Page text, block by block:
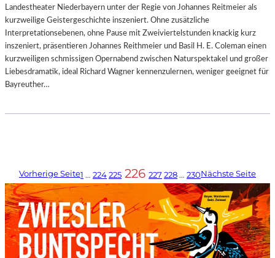
Landestheater Niederbayern unter der Regie von Johannes Reitmeier als
kurzweilige Geistergeschichte inszeniert. Ohne zusätzliche
Interpretationsebenen, ohne Pause mit Zweiviertelstunden knackig kurz
inszeniert, präsentieren Johannes Reithmeier und Basil H. E. Coleman einen
kurzweiligen schmissigen Opernabend zwischen Naturspektakel und großer
Liebesdramatik, ideal Richard Wagner kennenzulernen, weniger geeignet für
Bayreuther…
Vorherige Seite1 … 224225 226 227228… 230Nächste Seite